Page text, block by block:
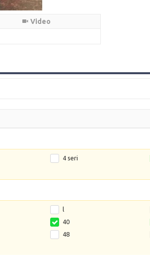
Video
4 seri
l
40
48